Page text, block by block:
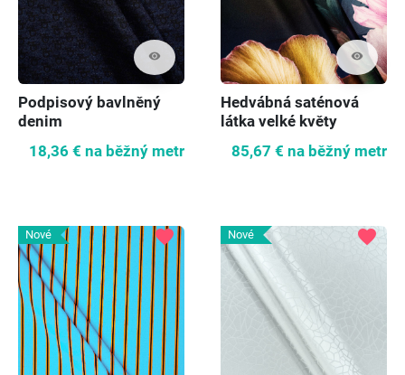
visibility
Podpisový bavlněný
denim
18,36 € na běžný metr
visibility
Hedvábná saténová
látka velké květy
85,67 € na běžný metr
Nové favorite Nové favorite